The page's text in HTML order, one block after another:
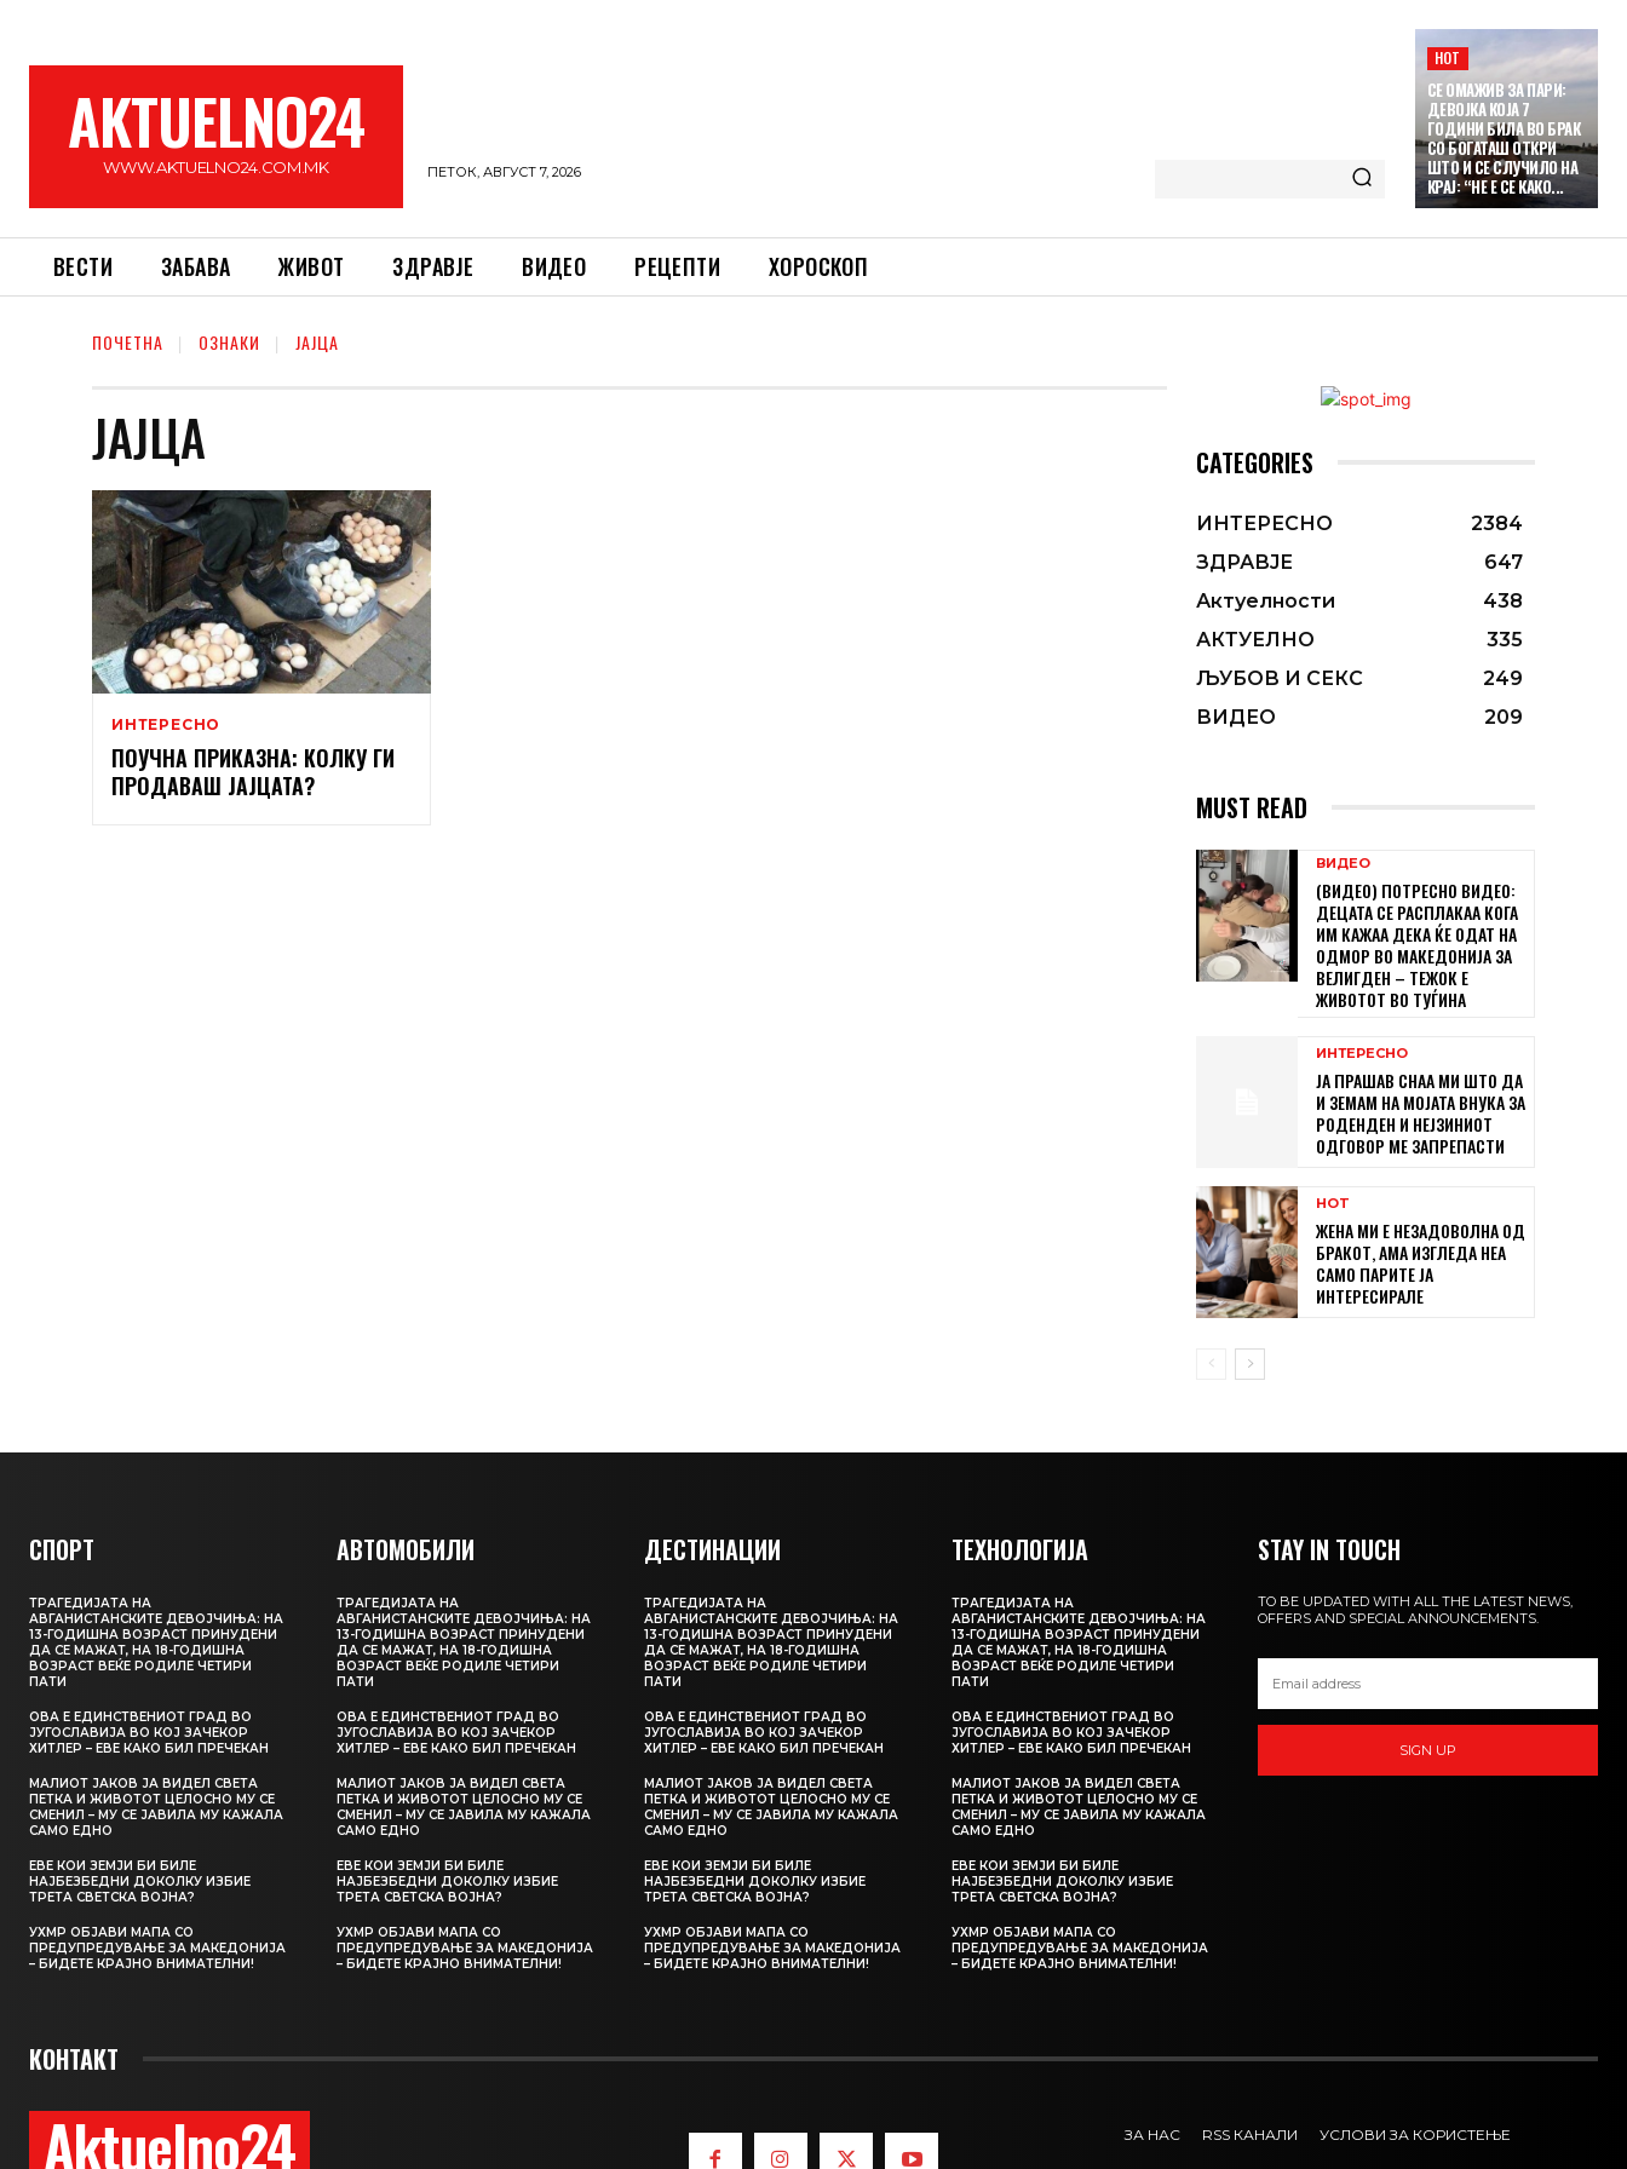
AKTUELNO24
WWW.AKTUELNO24.COM.MK ПЕТОК, АВГУСТ 7, 2026
HOT
СЕ ОМАЖИВ ЗА ПАРИ:
ДЕВОЈКА КОЈА 7
ГОДИНИ БИЛА ВО БРАК
СО БОГАТАШ ОТКРИ
ШТО И СЕ СЛУЧИЛО НА
КРАЈ: “НЕ Е СЕ КАКО...
ВЕСТИ ЗАБАВА ЖИВОТ ЗДРАВЈЕ ВИДЕО РЕЦЕПТИ ХОРОСКОП
ПОЧЕТНА ОЗНАКИ ЈАЈЦА
ЈАЈЦА
ИНТЕРЕСНО
ПОУЧНА ПРИКАЗНА: КОЛКУ ГИ
ПРОДАВАШ ЈАЈЦАТА?
CATEGORIES
ИНТЕРЕСНО
2384
ЗДРАВЈЕ
647
Актуелности
438
АКТУЕЛНО
335
ЉУБОВ И СЕКС
249
ВИДЕО
209
MUST READ
ВИДЕО
(ВИДЕО) ПОТРЕСНО ВИДЕО:
ДЕЦАТА СЕ РАСПЛАКАА КОГА
ИМ КАЖАА ДЕКА ЌЕ ОДАТ НА
ОДМОР ВО МАКЕДОНИЈА ЗА
ВЕЛИГДЕН – ТЕЖОК Е
ЖИВОТOТ ВО ТУЃИНА
ИНТЕРЕСНО
ЈА ПРАШАВ СНАА МИ ШТО ДА
И ЗЕМАМ НА МОЈАТА ВНУКА ЗА
РОДЕНДЕН И НЕЈЗИНИОТ
ОДГОВОР МЕ ЗАПРЕПАСТИ
HOT
ЖЕНА МИ Е НЕЗАДОВОЛНА ОД
БРАКОТ, АМА ИЗГЛЕДА НЕА
САМО ПАРИТЕ ЈА
ИНТЕРЕСИРАЛЕ
СПОРТ
ТРАГЕДИЈАТА НА
АВГАНИСТАНСКИТЕ ДЕВОЈЧИЊА: НА
13-ГОДИШНА ВОЗРАСТ ПРИНУДЕНИ
ДА СЕ МАЖАТ, НА 18-ГОДИШНА
ВОЗРАСТ ВЕЌЕ РОДИЛЕ ЧЕТИРИ
ПАТИ
ОВА Е ЕДИНСТВЕНИОТ ГРАД ВО
ЈУГОСЛАВИЈА ВО КОЈ ЗАЧЕКОР
ХИТЛЕР – ЕВЕ КАКО БИЛ ПРЕЧЕКАН
МАЛИОТ ЈАКОВ ЈА ВИДЕЛ СВЕТА
ПЕТКА И ЖИВОТОТ ЦЕЛОСНО МУ СЕ
СМЕНИЛ – МУ СЕ ЈАВИЛА МУ КАЖАЛА
САМО ЕДНО
ЕВЕ КОИ ЗЕМЈИ БИ БИЛЕ
НАЈБЕЗБЕДНИ ДОКОЛКУ ИЗБИЕ
ТРЕТА СВЕТСКА ВОЈНА?
УХМР ОБЈАВИ МАПА СО
ПРЕДУПРЕДУВАЊЕ ЗА МАКЕДОНИЈА
– БИДЕТЕ КРАЈНО ВНИМАТЕЛНИ!
АВТОМОБИЛИ
ТРАГЕДИЈАТА НА
АВГАНИСТАНСКИТЕ ДЕВОЈЧИЊА: НА
13-ГОДИШНА ВОЗРАСТ ПРИНУДЕНИ
ДА СЕ МАЖАТ, НА 18-ГОДИШНА
ВОЗРАСТ ВЕЌЕ РОДИЛЕ ЧЕТИРИ
ПАТИ
ОВА Е ЕДИНСТВЕНИОТ ГРАД ВО
ЈУГОСЛАВИЈА ВО КОЈ ЗАЧЕКОР
ХИТЛЕР – ЕВЕ КАКО БИЛ ПРЕЧЕКАН
МАЛИОТ ЈАКОВ ЈА ВИДЕЛ СВЕТА
ПЕТКА И ЖИВОТОТ ЦЕЛОСНО МУ СЕ
СМЕНИЛ – МУ СЕ ЈАВИЛА МУ КАЖАЛА
САМО ЕДНО
ЕВЕ КОИ ЗЕМЈИ БИ БИЛЕ
НАЈБЕЗБЕДНИ ДОКОЛКУ ИЗБИЕ
ТРЕТА СВЕТСКА ВОЈНА?
УХМР ОБЈАВИ МАПА СО
ПРЕДУПРЕДУВАЊЕ ЗА МАКЕДОНИЈА
– БИДЕТЕ КРАЈНО ВНИМАТЕЛНИ!
ДЕСТИНАЦИИ
ТРАГЕДИЈАТА НА
АВГАНИСТАНСКИТЕ ДЕВОЈЧИЊА: НА
13-ГОДИШНА ВОЗРАСТ ПРИНУДЕНИ
ДА СЕ МАЖАТ, НА 18-ГОДИШНА
ВОЗРАСТ ВЕЌЕ РОДИЛЕ ЧЕТИРИ
ПАТИ
ОВА Е ЕДИНСТВЕНИОТ ГРАД ВО
ЈУГОСЛАВИЈА ВО КОЈ ЗАЧЕКОР
ХИТЛЕР – ЕВЕ КАКО БИЛ ПРЕЧЕКАН
МАЛИОТ ЈАКОВ ЈА ВИДЕЛ СВЕТА
ПЕТКА И ЖИВОТОТ ЦЕЛОСНО МУ СЕ
СМЕНИЛ – МУ СЕ ЈАВИЛА МУ КАЖАЛА
САМО ЕДНО
ЕВЕ КОИ ЗЕМЈИ БИ БИЛЕ
НАЈБЕЗБЕДНИ ДОКОЛКУ ИЗБИЕ
ТРЕТА СВЕТСКА ВОЈНА?
УХМР ОБЈАВИ МАПА СО
ПРЕДУПРЕДУВАЊЕ ЗА МАКЕДОНИЈА
– БИДЕТЕ КРАЈНО ВНИМАТЕЛНИ!
ТЕХНОЛОГИЈА
ТРАГЕДИЈАТА НА
АВГАНИСТАНСКИТЕ ДЕВОЈЧИЊА: НА
13-ГОДИШНА ВОЗРАСТ ПРИНУДЕНИ
ДА СЕ МАЖАТ, НА 18-ГОДИШНА
ВОЗРАСТ ВЕЌЕ РОДИЛЕ ЧЕТИРИ
ПАТИ
ОВА Е ЕДИНСТВЕНИОТ ГРАД ВО
ЈУГОСЛАВИЈА ВО КОЈ ЗАЧЕКОР
ХИТЛЕР – ЕВЕ КАКО БИЛ ПРЕЧЕКАН
МАЛИОТ ЈАКОВ ЈА ВИДЕЛ СВЕТА
ПЕТКА И ЖИВОТОТ ЦЕЛОСНО МУ СЕ
СМЕНИЛ – МУ СЕ ЈАВИЛА МУ КАЖАЛА
САМО ЕДНО
ЕВЕ КОИ ЗЕМЈИ БИ БИЛЕ
НАЈБЕЗБЕДНИ ДОКОЛКУ ИЗБИЕ
ТРЕТА СВЕТСКА ВОЈНА?
УХМР ОБЈАВИ МАПА СО
ПРЕДУПРЕДУВАЊЕ ЗА МАКЕДОНИЈА
– БИДЕТЕ КРАЈНО ВНИМАТЕЛНИ!
STAY IN TOUCH
TO BE UPDATED WITH ALL THE LATEST NEWS,
OFFERS AND SPECIAL ANNOUNCEMENTS.
SIGN UP
КОНТАКТ
Aktuelno24 ЗА НАС RSS КАНАЛИ УСЛОВИ ЗА КОРИСТЕЊЕ